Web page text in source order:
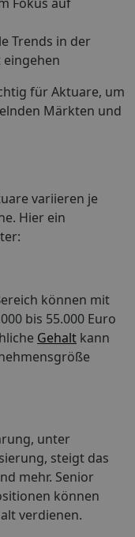
Trends in der
eingehen
für Aktuare, um
Märkten und
variieren je
Hier ein
können mit
bis 55.000 Euro
Gehalt kann
unter
steigt das
mehr. Senior
können
verdienen.